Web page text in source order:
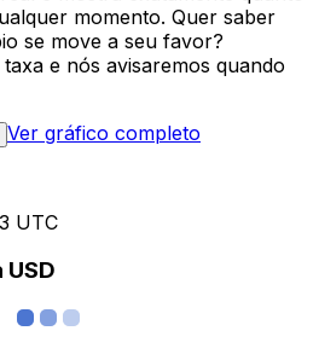
momento. Quer saber
se move a seu favor?
e nós avisaremos quando
Ver gráfico completo
UTC